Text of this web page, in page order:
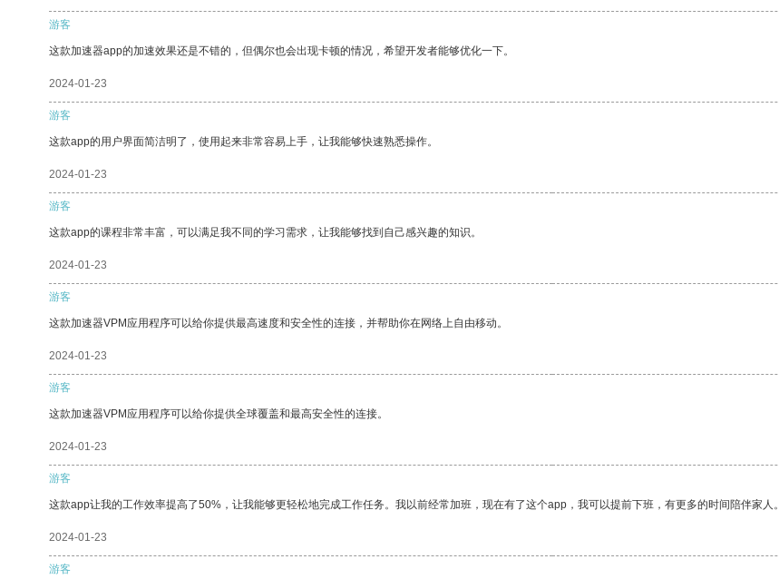
游客
这款加速器app的加速效果还是不错的，但偶尔也会出现卡顿的情况，希望开发者能够优化一下。
2024-01-23
游客
这款app的用户界面简洁明了，使用起来非常容易上手，让我能够快速熟悉操作。
2024-01-23
游客
这款app的课程非常丰富，可以满足我不同的学习需求，让我能够找到自己感兴趣的知识。
2024-01-23
游客
这款加速器VPM应用程序可以给你提供最高速度和安全性的连接，并帮助你在网络上自由移动。
2024-01-23
游客
这款加速器VPM应用程序可以给你提供全球覆盖和最高安全性的连接。
2024-01-23
游客
这款app让我的工作效率提高了50%，让我能够更轻松地完成工作任务。我以前经常加班，现在有了这个app，我可以提前下班，有更多的时间陪伴家人。
2024-01-23
游客